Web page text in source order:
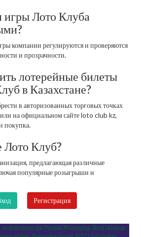
игры Лото Клуба
компании регулируются и проверяются
и прозрачности.
лотерейные билеты
в Казахстане?
в авторизованных торговых точках
на официальном сайте loto club kz,
покупка.
Лото Клуб?
предлагающая различные
популярные розыгрыши и
Регистрация
for Parallel Processing, Best Hookup